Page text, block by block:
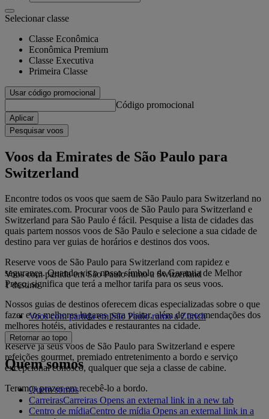
Selecionar classe
Classe Econômica
Econômica Premium
Classe Executiva
Primeira Classe
Usar código promocional
Código promocional
Aplicar
Pesquisar voos
Voos da Emirates de São Paulo para
Switzerland
Encontre todos os voos que saem de São Paulo para Switzerland no
site emirates.com. Procurar voos de São Paulo para Switzerland e
Switzerland para São Paulo é fácil. Pesquise a lista de cidades das
quais partem nossos voos de São Paulo e selecione a sua cidade de
destino para ver guias de horários e destinos dos voos.
Reserve voos de São Paulo para Switzerland com rapidez e
segurança. Quando vir o nosso símbolo de Garantia de Melhor
Preço, significa que terá a melhor tarifa para os seus voos.
Nossos guias de destinos oferecem dicas especializadas sobre o que
fazer e os melhores lugares para visitar, além de recomendações dos
melhores hotéis, atividades e restaurantes na cidade.
Reserve já seus voos de São Paulo para Switzerland e espere
refeições gourmet, premiado entretenimento a bordo e serviço
excepcional conosco, qualquer que seja a classe de cabine.
Teremos prazer em recebê-lo a bordo.
Voos com partida em São Paulo rumo a Switzerland
1 destino
Voos com partida em São Paulo rumo a Zürich
Retornar ao topo
Quem somos
Quem somos
CarreirasCarreiras Opens an external link in a new tab
Centro de mídiaCentro de mídia Opens an external link in a